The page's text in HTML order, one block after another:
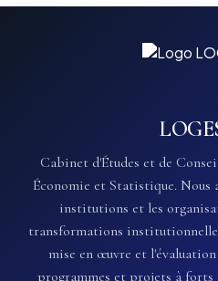
Cabinet d'Études et de
Économie et Statistique. Nous
institutions et les
transformations
mise en œuvre et
programmes et projets à forts